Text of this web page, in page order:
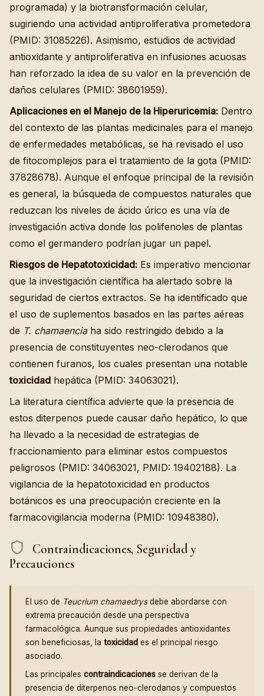
programada) y la biotransformación celular,
sugiriendo una actividad antiproliferativa prometedora
(PMID: 31085226). Asimismo, estudios de actividad
antioxidante y antiproliferativa en infusiones acuosas
han reforzado la idea de su valor en la prevención de
daños celulares (PMID: 38601959).
Aplicaciones en el Manejo de la Hiperuricemia: Dentro
del contexto de las plantas medicinales para el manejo
de enfermedades metabólicas, se ha revisado el uso
de fitocomplejos para el tratamiento de la gota (PMID:
37828678). Aunque el enfoque principal de la revisión
es general, la búsqueda de compuestos naturales que
reduzcan los niveles de ácido úrico es una vía de
investigación activa donde los polifenoles de plantas
como el germandero podrían jugar un papel.
Riesgos de Hepatotoxicidad: Es imperativo mencionar
que la investigación científica ha alertado sobre la
seguridad de ciertos extractos. Se ha identificado que
el uso de suplementos basados en las partes aéreas
de T. chamaenciaha sido restringido debido a la
presencia de constituyentes neo-clerodanos que
contienen furanos, los cuales presentan una notable
toxicidad hepática (PMID: 34063021).
La literatura científica advierte que la presencia de
estos diterpenos puede causar daño hepático, lo que
ha llevado a la necesidad de estrategias de
fraccionamiento para eliminar estos compuestos
peligrosos (PMID: 34063021, PMID: 19402188). La
vigilancia de la hepatotoxicidad en productos
botánicos es una preocupación creciente en la
farmacovigilancia moderna (PMID: 10948380).
Contraindicaciones, Seguridad y
Precauciones
El uso de Teucrium chamaedrysdebe abordarse con
extrema precaución desde una perspectiva
farmacológica. Aunque sus propiedades antioxidantes
son beneficiosas, la toxicidad es el principal riesgo
asociado.
Las principales contraindicaciones se derivan de la
presencia de diterpenos neo-clerodanos y compuestos